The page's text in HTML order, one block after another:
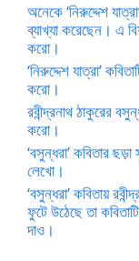
অনেকে ‘নিরুদ্দেশ
ব্যাখ্যা করেছেন। এ
করো।
‘নিরুদ্দেশ যাত্রা’
করো।
রবীন্দ্রনাথ ঠাকুরের
করো।
‘বসুন্ধরা’ কবিতার ছড়া
লেখো।
‘বসুন্ধরা’ কবিতায়
ফুটে উঠেছে তা
দাও।